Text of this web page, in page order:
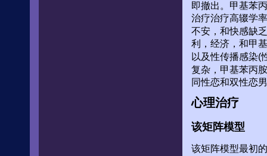
即撤出。甲基苯
治疗治疗高辍学
不安，和快感缺
利，经济，和甲
以及性传播感染(
复杂，甲基苯丙
同性恋和双性恋
心理治疗
该矩阵模型
该矩阵模型最初